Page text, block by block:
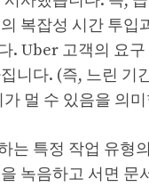
복잡성 시간 투입
. Uber 고객의 요
니다. (즉, 느린 기
멀 수 있음을 의
는 특정 작업 유형
녹음하고 서면 문